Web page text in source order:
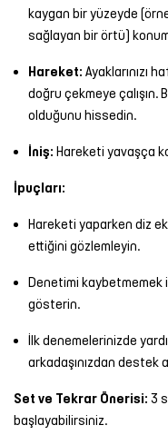
kaygan bir yüzeyde
sağlayan bir örtü)
Hareket: Ayaklarınızı
doğru çekmeye çalışın.
olduğunu hissedin.
İniş: Hareketi yavaşça
İpuçları:
Hareketi yaparken diz
ettiğini gözlemleyin.
Denetimi kaybetmemek
gösterin.
İlk denemelerinizde
arkadaşınızdan destek
Set ve Tekrar Önerisi: 3
başlayabilirsiniz.